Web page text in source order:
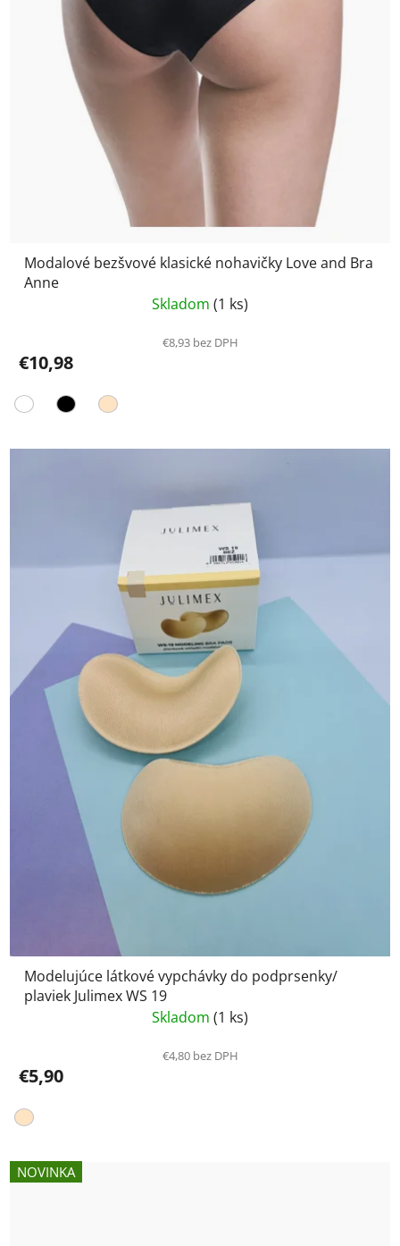
Modalové bezšvové klasické nohavičky Love and Bra
Anne
Skladom (1 ks)
€8,93 bez DPH
€10,98
Modelujúce látkové vypchávky do podprsenky/
plaviek Julimex WS 19
Skladom (1 ks)
€4,80 bez DPH
€5,90
NOVINKA